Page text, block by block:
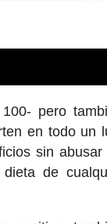
pero
en todo un
sin abusar
de